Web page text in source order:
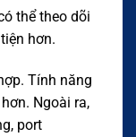
thể theo dõi
hơn.
Tính năng
Ngoài ra,
port